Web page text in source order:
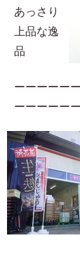
あっさり
上品な逸
品
ーーーーー
ーーーーー